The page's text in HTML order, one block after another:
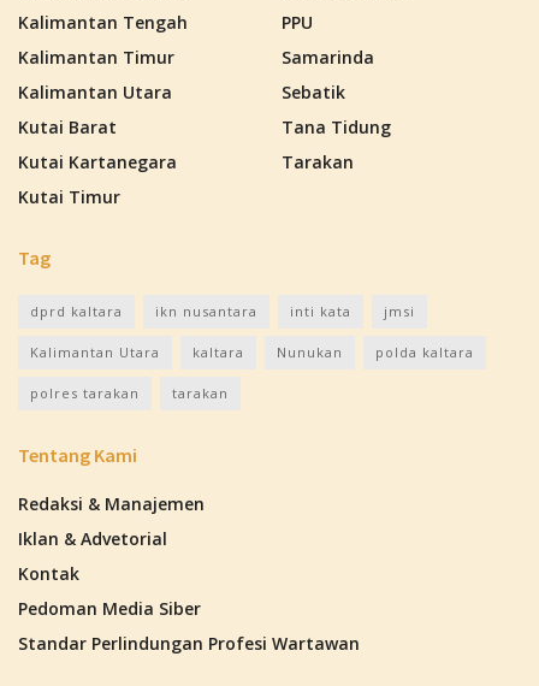
Kalimantan Tengah
Kalimantan Timur
Kalimantan Utara
Kutai Barat
Kutai Kartanegara
Kutai Timur
PPU
Samarinda
Sebatik
Tana Tidung
Tarakan
Tag
dprd kaltara ikn nusantara inti kata jmsi
Kalimantan Utara kaltara Nunukan polda kaltara
polres tarakan tarakan
Tentang Kami
Redaksi & Manajemen
Iklan & Advetorial
Kontak
Pedoman Media Siber
Standar Perlindungan Profesi Wartawan